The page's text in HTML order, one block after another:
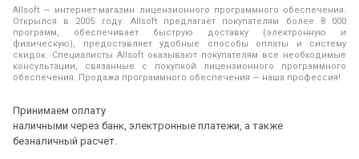
Принимаем оплату
наличными через банк, электронные платежи, а также
безналичный расчет.
Правила продажи
Политика использования файлов Cookie
Программы для компьютера
Контакты
О магазине
Адреса и телефоны
Новости
Allsoft — интернет-магазин лицензионного программного обеспечения.
Открылся в 2005 году. Allsoft предлагает покупателям более 8 000
программ, обеспечивает быструю доставку (электронную и
физическую), предоставляет удобные способы оплаты и систему
скидок. Специалисты Allsoft оказывают покупателям все необходимые
консультации, связанные с покупкой лицензионного программного
обеспечения. Продажа программного обеспечения — наша профессия!